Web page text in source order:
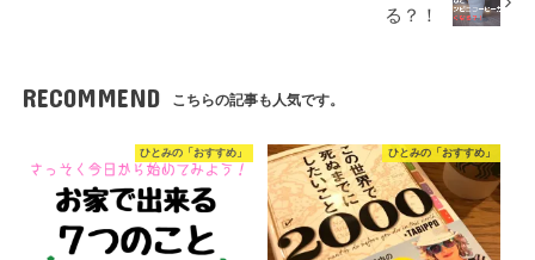
る？！
RECOMMEND こちらの記事も人気です。
ひとみの「おすすめ」 ひとみの「おすすめ」